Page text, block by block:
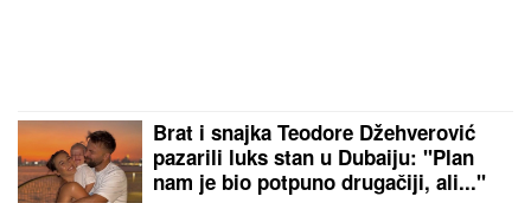
Brat i snajka Teodore Džehverović
pazarili luks stan u Dubaiju: "Plan
nam je bio potpuno drugačiji, ali..."